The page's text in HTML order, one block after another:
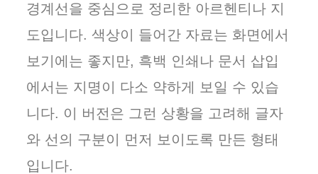
경계선을 중심으로 정리한 아르헨티나 지
도입니다. 색상이 들어간 자료는 화면에서
보기에는 좋지만, 흑백 인쇄나 문서 삽입
에서는 지명이 다소 약하게 보일 수 있습
니다. 이 버전은 그런 상황을 고려해 글자
와 선의 구분이 먼저 보이도록 만든 형태
입니다.